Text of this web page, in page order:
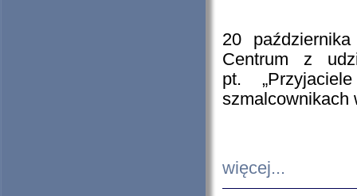
20
Centrum z
pt.
szmalcownikach
więcej...